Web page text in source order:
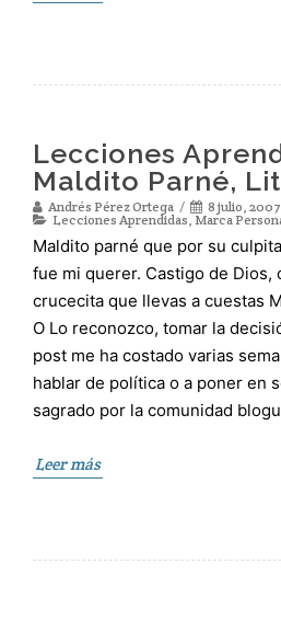
Lecciones
Maldito Parné,
Andrés Pérez Ortega
8 julio, 2007
Lecciones Aprendidas, Marca
Maldito parné que por su
fue mi querer. Castigo de Dios,
crucecita que llevas a cuestas
O Lo reconozco, tomar la
post me ha costado varias
hablar de política o a poner en
sagrado por la comunidad
Leer más